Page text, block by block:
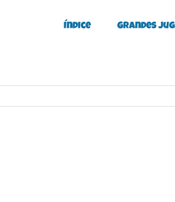
Índice Grandes